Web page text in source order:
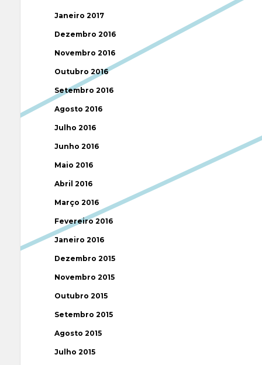
Janeiro 2017
Dezembro 2016
Novembro 2016
Outubro 2016
Setembro 2016
Agosto 2016
Julho 2016
Junho 2016
Maio 2016
Abril 2016
Março 2016
Fevereiro 2016
Janeiro 2016
Dezembro 2015
Novembro 2015
Outubro 2015
Setembro 2015
Agosto 2015
Julho 2015